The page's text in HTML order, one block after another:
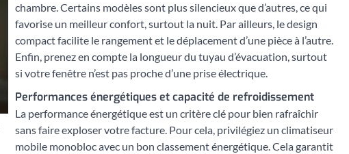
chambre. Certains modèles sont plus silencieux que d’autres, ce qui
favorise un meilleur confort, surtout la nuit. Par ailleurs, le design
compact facilite le rangement et le déplacement d’une pièce à l’autre.
Enfin, prenez en compte la longueur du tuyau d’évacuation, surtout
si votre fenêtre n’est pas proche d’une prise électrique.
Performances énergétiques et capacité de refroidissement
La performance énergétique est un critère clé pour bien rafraîchir
sans faire exploser votre facture. Pour cela, privilégiez un climatiseur
mobile monobloc avec un bon classement énergétique. Cela garantit